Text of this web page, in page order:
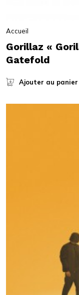
Accueil
Gorillaz «
Gatefold
Ajouter au panier